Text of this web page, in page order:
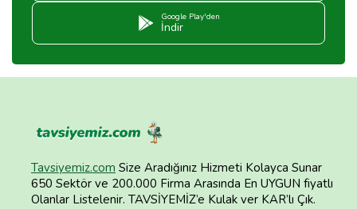
Google Play'den
İndir
Tavsiyemiz.com Size Aradığınız Hizmeti Kolayca Sunar
650 Sektör ve 200.000 Firma Arasında En UYGUN fiyatlı
Olanlar Listelenir. TAVSİYEMİZ’e Kulak ver KAR’lı Çık.